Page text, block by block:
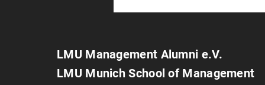
LMU Management Alumni e.V.
LMU Munich School of Management